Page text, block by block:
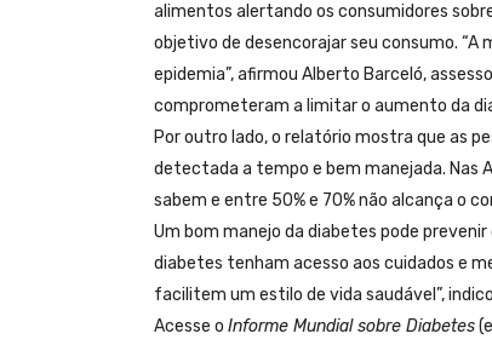
alimentos alertando os consumidores
objetivo de desencorajar seu consumo.
epidemia”, afirmou Alberto Barceló,
comprometeram a limitar o aumento da
Por outro lado, o relatório mostra que as
detectada a tempo e bem manejada. Nas
sabem e entre 50% e 70% não alcança o
Um bom manejo da diabetes pode
diabetes tenham acesso aos cuidados e
facilitem um estilo de vida saudável”,
Acesse o Informe Mundial sobre Diabetes